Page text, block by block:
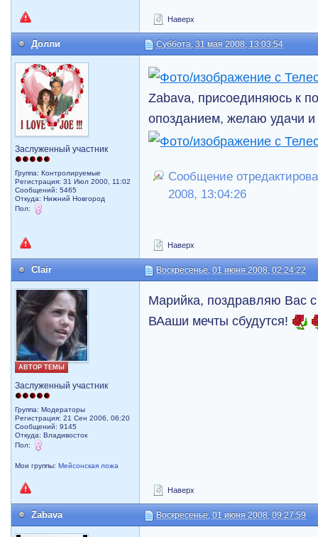
Наверх
Долли Суббота, 31 мая 2008, 13:03:54
Заслуженный участник
Группа: Контролируемые
Регистрация: 31 Июл 2000, 11:02
Сообщений: 5465
Откуда: Нижний Новгород
Пол:
Zabava, присоединяюсь к
опозданием, желаю удачи и
Сообщение
2008, 13:04:26
Наверх
Clair Воскресенье, 01 июня 2008, 02:24:22
АВТОР ТЕМЫ
Заслуженный участник
Группа: Модераторы
Регистрация: 21 Сен 2006, 06:20
Сообщений: 9145
Откуда: Владивосток
Пол:
Мои группы:Мейсонская ложа
Марийка, поздравляю Вас
ВАаши мечты сбудутся!
Наверх
Zabava Воскресенье, 01 июня 2008, 09:27:59